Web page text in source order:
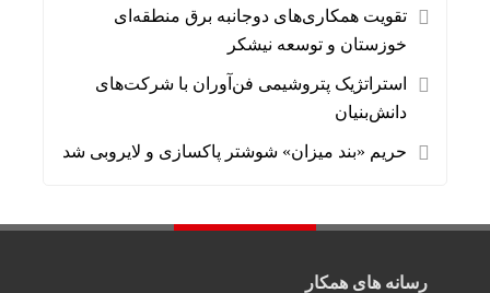
تقویت همکاری‌های دوجانبه برق منطقه‌ای
خوزستان و توسعه نیشکر
استراتژیک پتروشیمی فن‌آوران با شرکت‌های
دانش‌بنیان
حریم «بند میزان» شوشتر پاکسازی و لایروبی شد
رسانه های همکار